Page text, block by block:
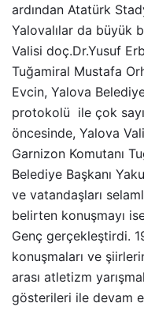
ardından Atatürk
Yalovalılar da büyük
Valisi doç.Dr.Yusuf
Tuğamiral Mustafa
Evcin, Yalova
protokolü ile çok
öncesinde, Yalova
Garnizon Komutanı
Belediye Başkanı
ve vatandaşları
belirten konuşmayı
Genç gerçekleştirdi.
konuşmaları ve
arası atletizm
gösterileri ile devam